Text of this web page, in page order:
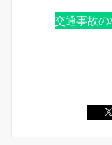
交通事故